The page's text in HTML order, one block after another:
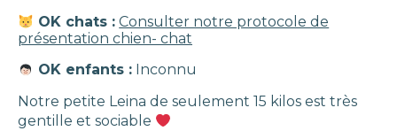
OK chats : Consulter notre protocole de
présentation chien- chat
OK enfants : Inconnu
Notre petite Leina de seulement 15 kilos est très
gentille et sociable